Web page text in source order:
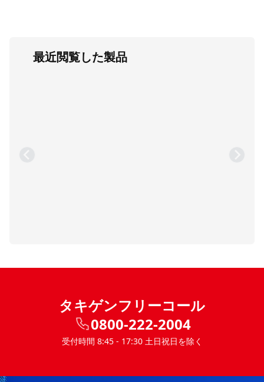
最近閲覧した製品
タキゲンフリーコール
0800-222-2004
受付時間 8:45 - 17:30 土日祝日を除く